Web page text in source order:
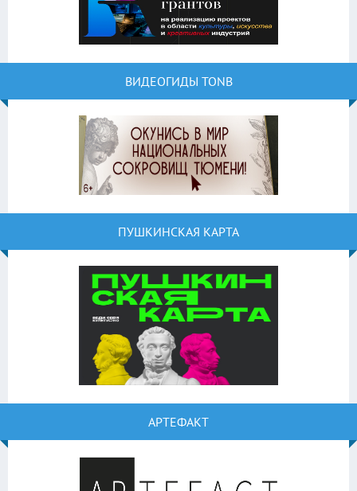
ВИДЕОГИДЫ TONB
ПУШКИНСКАЯ КАРТА
АРТЕФАКТ